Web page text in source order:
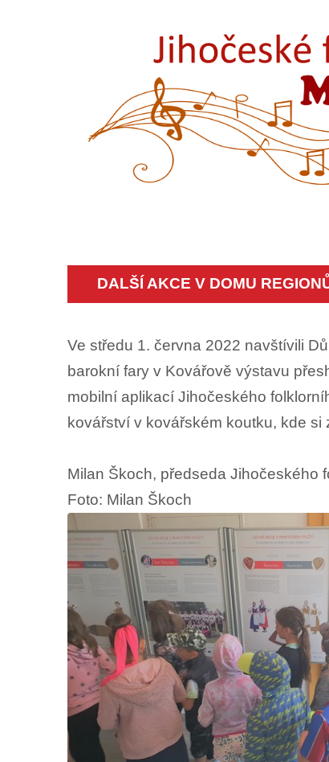
DALŠÍ AKCE V DOMU
Ve středu 1. června 2022 navštívili
barokní fary v Kovářově výstavu
mobilní aplikací Jihočeského
kovářství v kovářském koutku, kde
Milan Škoch, předseda Jihočeského
Foto: Milan Škoch